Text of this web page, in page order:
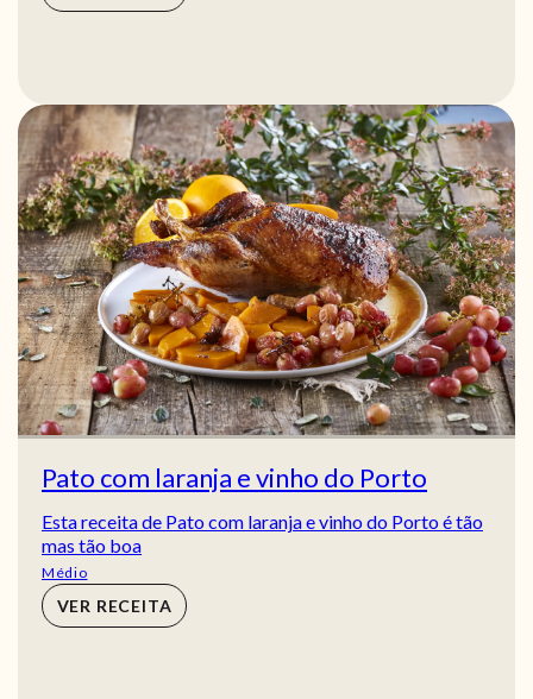
Pato com laranja e vinho do Porto
Esta receita de Pato com laranja e vinho do Porto é tão
mas tão boa
Médio
VER RECEITA